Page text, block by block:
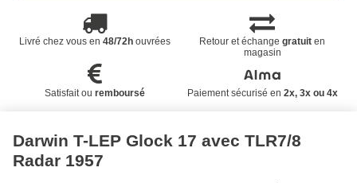
Livré chez vous en 48/72houvrées Retour et échangegratuit en
magasin
Satisfait ou remboursé Paiement sécurisé en 2x, 3x ou 4x
Darwin T-LEP Glock 17 avec TLR7/8
Radar 1957